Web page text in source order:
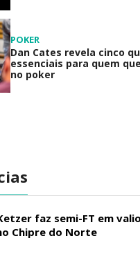
POKER
Dan Cates revela cinco
essenciais para quem
no poker
faz semi-FT em
Chipre do Norte